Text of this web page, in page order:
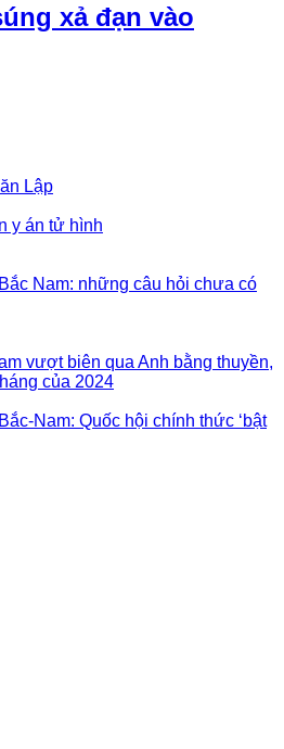
xả đạn vào
Lập
y án tử hình
Nam: những câu hỏi chưa có
vượt biên qua Anh bằng thuyền,
của 2024
Nam: Quốc hội chính thức ‘bật